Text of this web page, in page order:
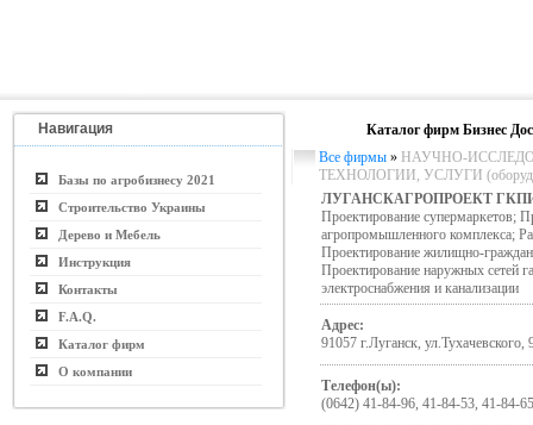
Навигация
Базы по агробизнесу 2021
Строительство Украины
Дерево и Мебель
Инструкция
Контакты
F.A.Q.
Каталог фирм
О компании
Каталог фирм Бизнес
Все фирмы » НАУЧНО-
ТЕХНОЛОГИИ, УСЛУГИ
ЛУГАНСКАГРОПРОЕКТ
Проектирование супермаркетов;
агропромышленного комплекса;
Проектирование жилищно-
Проектирование наружных сетей
электроснабжения и канализации
Адрес:
91057 г.Луганск, ул.Тухачевского,
Телефон(ы):
(0642) 41-84-96, 41-84-53, 41-84-65